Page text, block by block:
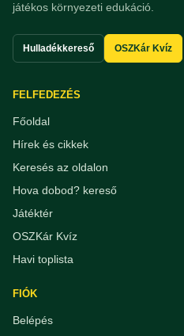
játékos környezeti edukáció.
Hulladékkereső OSZKár Kvíz
FELFEDEZÉS
Főoldal
Hírek és cikkek
Keresés az oldalon
Hova dobod? kereső
Játéktér
OSZKár Kvíz
Havi toplista
FIÓK
Belépés